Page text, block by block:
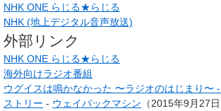
NHK ONE らじる★らじる
NHK (地上デジタル音声放送)
外部リンク
NHK ONE らじる★らじる
海外向けラジオ番組
ウグイスは鳴かなかった 〜ラジオのはじまり〜
ストリー - ウェイバックマシン （2015年9月27